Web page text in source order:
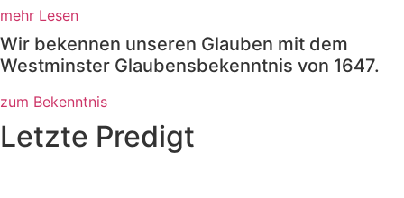
mehr Lesen
Wir bekennen unseren Glauben mit dem
Westminster Glaubensbekenntnis von 1647.
zum Bekenntnis
Letzte Predigt